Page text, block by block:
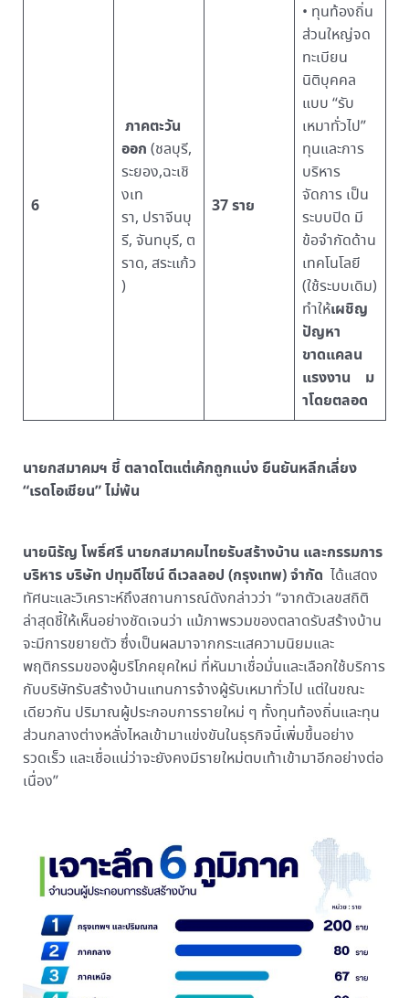
6
ภาคตะวัน
ออก (ชลบุรี,
ระยอง,ฉะเชิ
งเท
รา, ปราจีนบุ
รี, จันทบุรี, ต
ราด, สระแก้ว
)
37 ราย
• ทุนท้องถิ่น
ส่วนใหญ่จด
ทะเบียน
นิติบุคคล
แบบ “รับ
เหมาทั่วไป”
ทุนและการ
บริหาร
จัดการ เป็น
ระบบปิด มี
ข้อจำกัดด้าน
เทคโนโลยี
(ใช้ระบบเดิม)
ทำให้เผชิญ
ปัญหา
ขาดแคลน
แรงงาน ม
าโดยตลอด
นายกสมาคมฯ ชี้ ตลาดโตแต่เค้กถูกแบ่ง ยืนยันหลีกเลี่ยง
“เรดโอเชียน” ไม่พ้น
นายนิรัญ โพธิ์ศรี นายกสมาคมไทยรับสร้างบ้าน และกรรมการ
บริหาร บริษัท ปทุมดีไซน์ ดีเวลลอป (กรุงเทพ) จำกัด ได้แสดง
ทัศนะและวิเคราะห์ถึงสถานการณ์ดังกล่าวว่า “จากตัวเลขสถิติ
ล่าสุดชี้ให้เห็นอย่างชัดเจนว่า แม้ภาพรวมของตลาดรับสร้างบ้าน
จะมีการขยายตัว ซึ่งเป็นผลมาจากกระแสความนิยมและ
พฤติกรรมของผู้บริโภคยุคใหม่ ที่หันมาเชื่อมั่นและเลือกใช้บริการ
กับบริษัทรับสร้างบ้านแทนการจ้างผู้รับเหมาทั่วไป แต่ในขณะ
เดียวกัน ปริมาณผู้ประกอบการรายใหม่ ๆ ทั้งทุนท้องถิ่นและทุน
ส่วนกลางต่างหลั่งไหลเข้ามาแข่งขันในธุรกิจนี้เพิ่มขึ้นอย่าง
รวดเร็ว และเชื่อแน่ว่าจะยังคงมีรายใหม่ตบเท้าเข้ามาอีกอย่างต่อ
เนื่อง”